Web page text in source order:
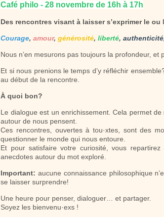
Café philo - 28 novembre de 16h à 17h
Des rencontres visant à laisser s’exprimer le
Courage,amour,générosité,liberté,authenticité
Nous n’en mesurons pas toujours la profondeur,
Et si nous prenions le temps d’y réfléchir
au début de la rencontre.
À quoi bon?
Le dialogue est un enrichissement. Cela permet
autour de nous pensent.
Ces rencontres, ouvertes à tou·xtes, sont des
questionner le monde qui nous entoure.
Et pour satisfaire votre curiosité, vous
anecdotes autour du mot exploré.
Important:aucune connaissance philosophique
se laisser surprendre!
Une heure pour penser, dialoguer… et partager.
Soyez les bienvenu·exs !